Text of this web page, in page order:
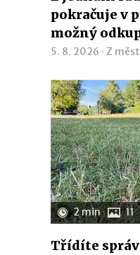
pokračuje v
možný
5. 8. 2026 · Z
2 min 11
Třídíte